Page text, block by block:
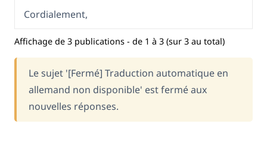
Cordialement,
Affichage de 3 publications - de 1 à 3 (sur 3 au total)
Le sujet '[Fermé] Traduction automatique en
allemand non disponible' est fermé aux
nouvelles réponses.